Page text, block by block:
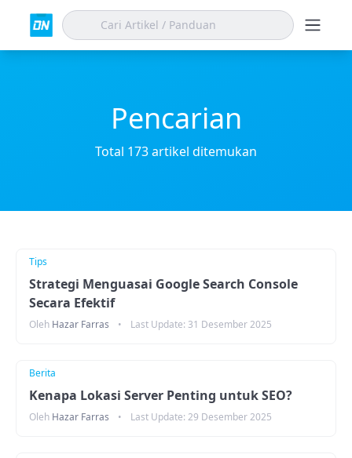
Pencarian
Total 173 artikel ditemukan
Tips
Strategi Menguasai Google Search Console
Secara Efektif
Oleh Hazar Farras • Last Update: 31 Desember 2025
Berita
Kenapa Lokasi Server Penting untuk SEO?
Oleh Hazar Farras • Last Update: 29 Desember 2025